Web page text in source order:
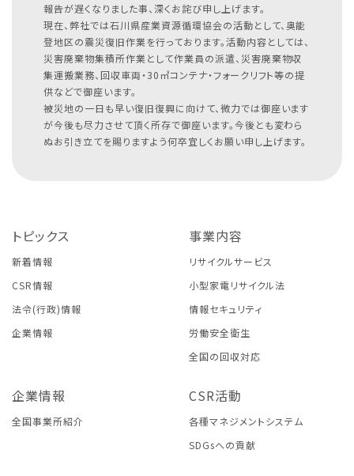
報告が遅くなりました事、深くお詫び申し上げます。
現在、弊社では石川県産業資源循環協会の活動として、奥能
登地区の震災復旧作業を行っております。活動内容としては、
災害廃棄物集積所作業として作業員の派遣、災害廃棄物収
集運搬業務、回収車両・30㎥コンテナ・フォークリフト等の提
供などで御座います。
被災地の一日も早い復旧復興に向けて、微力では御座います
が今後も尽力させて頂く所存で御座います。今後とも変わら
ぬお引き立てを賜りますよう何卒宜しくお願い申し上げます。
トピックス
新着情報
CSR情報
法令(行政)情報
企業情報
事業内容
リサイクルサービス
小型家電リサイクル法
情報セキュリティ
労働安全衛生
全国の回収対応
企業情報
全国事業所紹介
CSR活動
各種マネジメントシステム
SDGsへの貢献